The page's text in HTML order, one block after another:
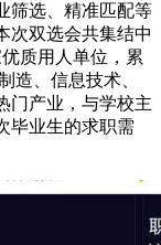
筛选、精准匹配等
次双选会共集结中
质用人单位，累
造、信息技术、
门产业，与学校主
毕业生的求职需